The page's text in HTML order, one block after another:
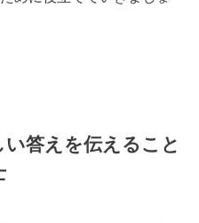
答えを伝えること